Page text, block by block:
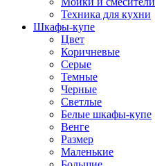
Техника для кухни
Шкафы-купе
Цвет
Коричневые
Серые
Темные
Черные
Светлые
Белые шкафы-купе
Венге
Размер
Маленькие